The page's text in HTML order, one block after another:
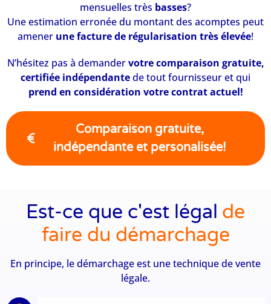
mensuelles très basses?
Une estimation erronée du montant des acomptes peut
amener une facture de régularisation très élevée!
N’hésitez pas à demandervotre comparaison gratuite,
certifiée indépendantede tout fournisseur et qui
prend en considération votre contrat actuel!
Comparaison gratuite,
indépendante et personalisée!
Est-ce que c'est légal de
faire du démarchage
En principe, le démarchage est une technique de vente
légale.